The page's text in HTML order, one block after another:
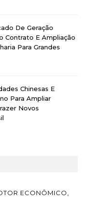
De Geração
Contrato E Ampliação
Para Grandes
Chinesas E
Para Ampliar
Novos
ECONÔMICO,